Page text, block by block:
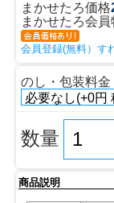
まかせたろ価格
まかせたろ会
会員登録(無料）す
のし・包装料金
数量
商品説明